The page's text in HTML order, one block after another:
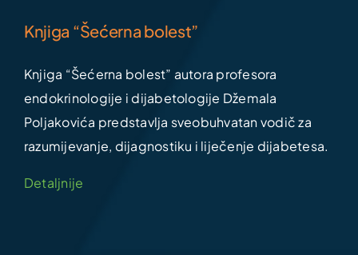
Knjiga “Šećerna bolest”
Knjiga “Šećerna bolest” autora profesora
endokrinologije i dijabetologije Džemala
Poljakovića predstavlja sveobuhvatan vodič za
razumijevanje, dijagnostiku i liječenje dijabetesa.
Detaljnije